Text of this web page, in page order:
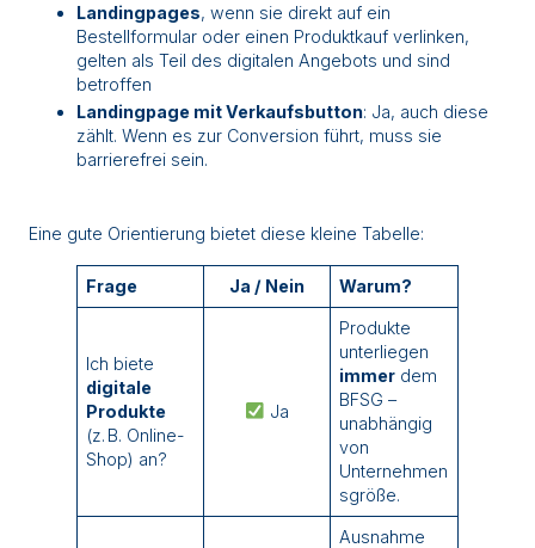
Landingpages, wenn sie direkt auf ein
Bestellformular oder einen Produktkauf verlinken,
gelten als Teil des digitalen Angebots und sind
betroffen
Landingpage mit Verkaufsbutton: Ja, auch diese
zählt. Wenn es zur Conversion führt, muss sie
barrierefrei sein.
Eine gute Orientierung bietet diese kleine Tabelle:
Frage Ja / Nein Warum?
Ich biete
digitale
Produkte
(z. B. Online-
Shop) an?
Ja
Produkte
unterliegen
immer dem
BFSG –
unabhängig
von
Unternehmen
sgröße.
Ausnahme